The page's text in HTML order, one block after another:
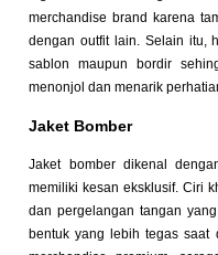
merchandise brand karena
dengan outfit lain. Selain itu,
sablon maupun bordir
menonjol dan menarik
Jaket Bomber
Jaket bomber dikenal
memiliki kesan eksklusif. Ciri
dan pergelangan tangan
bentuk yang lebih tegas saat